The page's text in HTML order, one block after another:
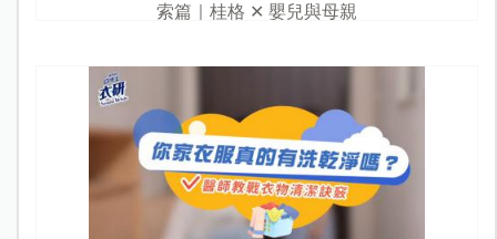
索篇｜桂格 ✕ 嬰兒與母親